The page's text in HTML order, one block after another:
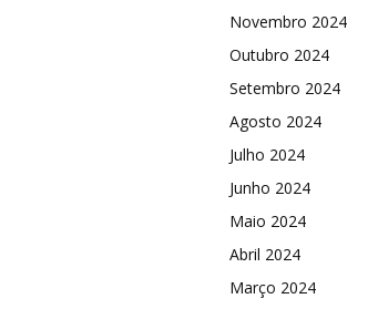
Novembro 2024
Outubro 2024
Setembro 2024
Agosto 2024
Julho 2024
Junho 2024
Maio 2024
Abril 2024
Março 2024